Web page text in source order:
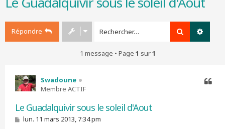
Répondre Rechercher
1 message • Page 1 sur1
Swadoune
Membre ACTIF
Le Guadalquivir sous le soleil d'Aout
M
lun. 11 mars 2013, 7:34 pm